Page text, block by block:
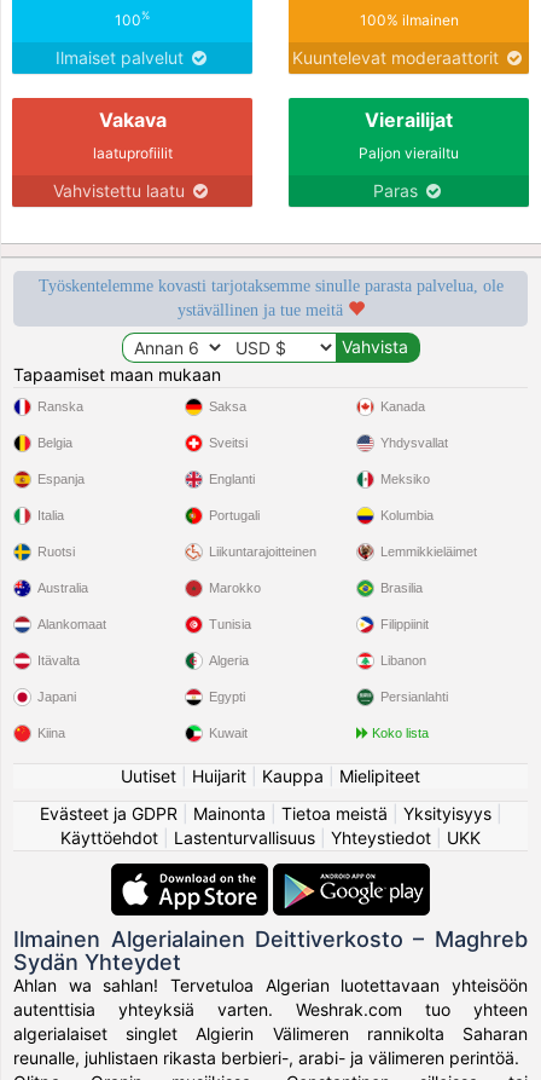
100%
Ilmaiset palvelut
100% ilmainen
Kuuntelevat moderaattorit
Vakava
laatuprofiilit
Vahvistettu laatu
Vierailijat
Paljon vierailtu
Paras
Työskentelemme kovasti tarjotaksemme sinulle parasta palvelua, ole
ystävällinen ja tue meitä
Tapaamiset maan mukaan
Ranska
Belgia
Espanja
Italia
Ruotsi
Saksa
Sveitsi
Englanti
Portugali
Liikuntarajoitteinen
Kanada
Yhdysvallat
Meksiko
Kolumbia
Lemmikkieläimet
Australia
Alankomaat
Itävalta
Japani
Kiina
Marokko
Tunisia
Algeria
Egypti
Kuwait
Brasilia
Filippiinit
Libanon
Persianlahti
Koko lista
Uutiset Huijarit Kauppa
Mielipiteet
Evästeet ja GDPR
Mainonta Tietoa meistä Yksityisyys|
Käyttöehdot
Lastenturvallisuus Yhteystiedot UKK
Ilmainen Algerialainen Deittiverkosto – Maghreb
Sydän Yhteydet
Ahlan wa sahlan! Tervetuloa Algerian luotettavaan yhteisöön
autenttisia yhteyksiä varten. Weshrak.com tuo yhteen
algerialaiset singlet Algierin Välimeren rannikolta Saharan
reunalle, juhlistaen rikasta berbieri-, arabi- ja välimeren perintöä.